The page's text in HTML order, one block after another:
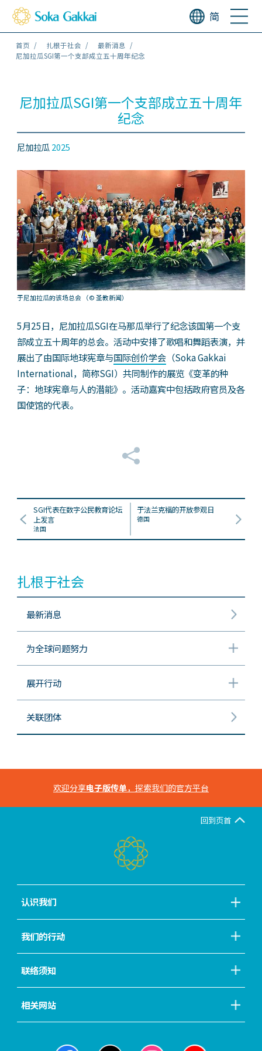
简
首页 扎根于社会
最新消息
尼加拉瓜SGI第一个支部成立五十周年纪念
尼加拉瓜SGI第一个支部成立五十周年
纪念
尼加拉瓜2025
于尼加拉瓜的该场总会 （© 圣教新闻）
5月25日，尼加拉瓜SGI在马那瓜举行了纪念该国第一个支
部成立五十周年的总会。活动中安排了歌唱和舞蹈表演，并
展出了由国际地球宪章与国际创价学会（Soka Gakkai
International，简称SGI）共同制作的展览《变革的种
子：地球宪章与人的潜能》。活动嘉宾中包括政府官员及各
国使馆的代表。
SGI代表在数字公民教育论坛
上发言
法国
于法兰克福的开放参观日
德国
扎根于社会
最新消息
为全球问题努力
展开行动
关联团体
欢迎分享电子版传单，探索我们的官方平台
回到页首
认识我们
我们的行动
联络须知
相关网站